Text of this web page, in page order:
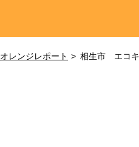
オレンジレポート 相生市 エコ